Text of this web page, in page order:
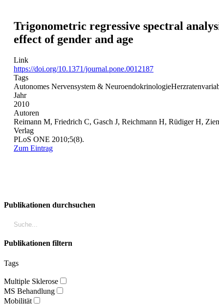
Trigonometric regressive spectral
effect of gender and age
Link
https://doi.org/10.1371/journal.pone.0012187
Tags
Autonomes Nervensystem & Neuroendokrinologie
Jahr
2010
Autoren
Reimann M, Friedrich C, Gasch J, Reichmann H, Rüdiger H,
Verlag
PLoS ONE 2010;5(8).
Zum Eintrag
Publikationen durchsuchen
Publikationen filtern
Tags
Multiple Sklerose
MS Behandlung
Mobilität